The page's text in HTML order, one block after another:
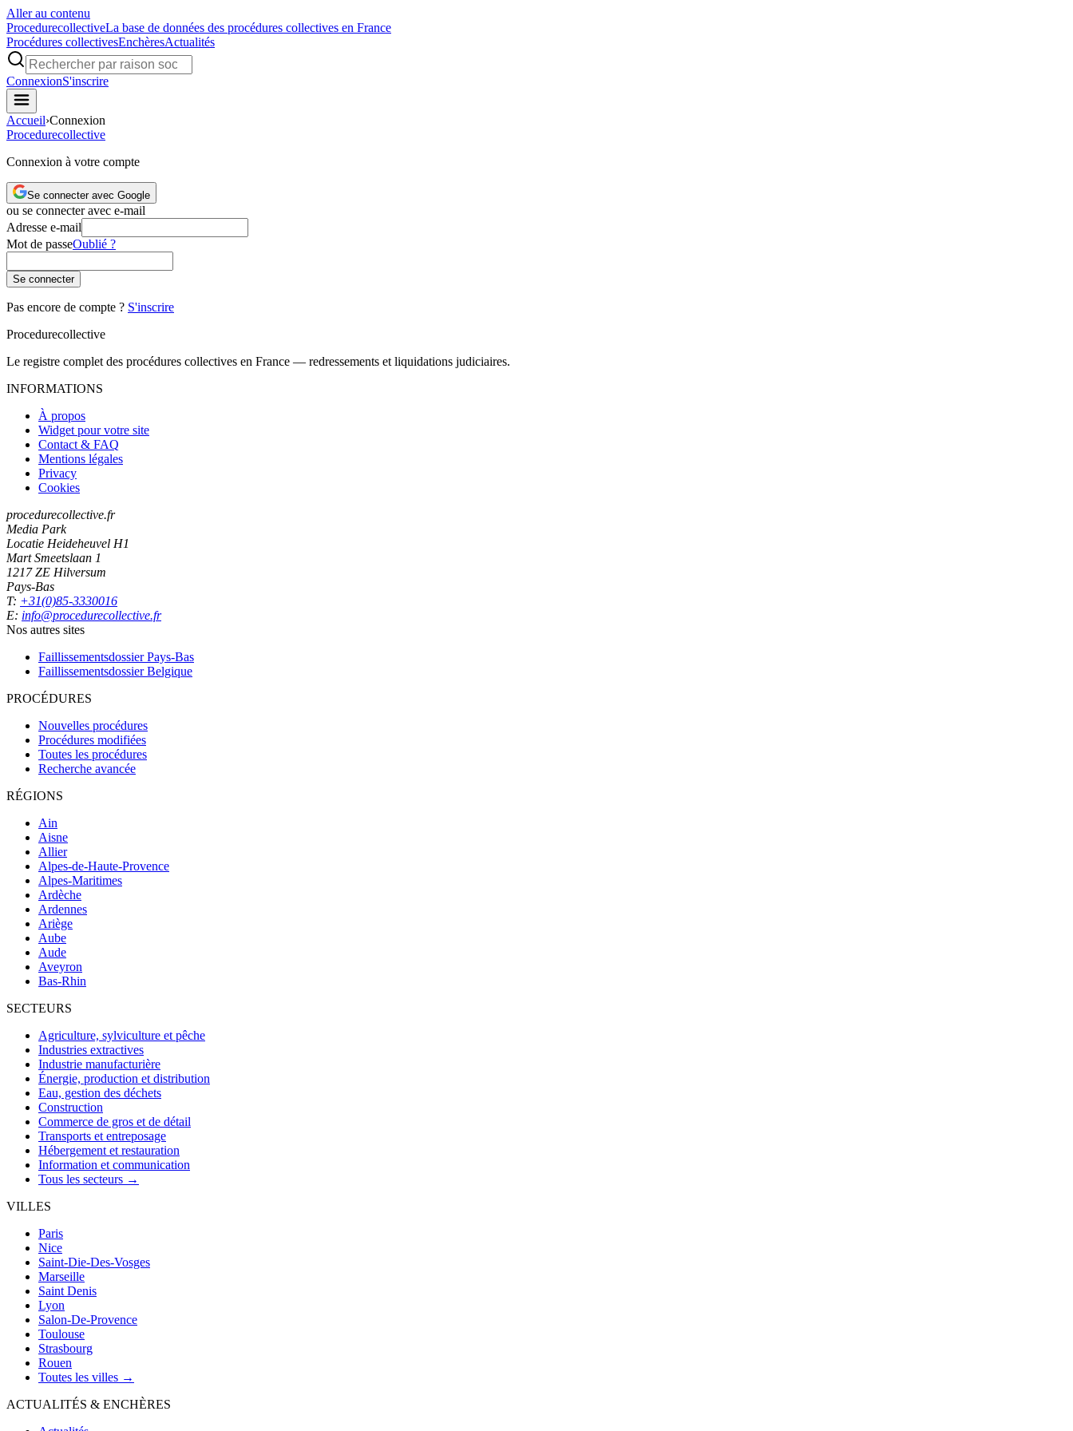
Aller au contenu
ProcedurecollectiveLa base de données des procédures collectives en France
Procédures collectivesEnchèresActualités
ConnexionS'inscrire
Accueil›Connexion
Procedurecollective
Connexion à votre compte
Se connecter avec Google
ou se connecter avec e-mail
Adresse e-mail
Mot de passeOublié ?
Se connecter
Pas encore de compte ? S'inscrire
Procedurecollective
Le registre complet des procédures collectives en France — redressements et liquidations judiciaires.
INFORMATIONS
À propos
Widget pour votre site
Contact & FAQ
Mentions légales
Privacy
Cookies
procedurecollective.fr
Media Park
Locatie Heideheuvel H1
Mart Smeetslaan 1
1217 ZE Hilversum
Pays-Bas
T: +31(0)85-3330016
E: info@procedurecollective.fr
Nos autres sites
Faillissementsdossier Pays-Bas
Faillissementsdossier Belgique
PROCÉDURES
Nouvelles procédures
Procédures modifiées
Toutes les procédures
Recherche avancée
RÉGIONS
Ain
Aisne
Allier
Alpes-de-Haute-Provence
Alpes-Maritimes
Ardèche
Ardennes
Ariège
Aube
Aude
Aveyron
Bas-Rhin
SECTEURS
Agriculture, sylviculture et pêche
Industries extractives
Industrie manufacturière
Énergie, production et distribution
Eau, gestion des déchets
Construction
Commerce de gros et de détail
Transports et entreposage
Hébergement et restauration
Information et communication
Tous les secteurs →
VILLES
Paris
Nice
Saint-Die-Des-Vosges
Marseille
Saint Denis
Lyon
Salon-De-Provence
Toulouse
Strasbourg
Rouen
Toutes les villes →
ACTUALITÉS & ENCHÈRES